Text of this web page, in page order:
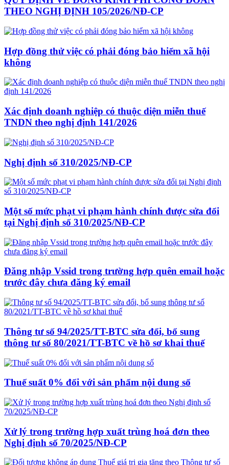
THEO NGHỊ ĐỊNH 105/2026/NĐ-CP
Hợp đồng thử việc có phải đóng bảo hiểm xã hội
không
Xác định doanh nghiệp có thuộc diện miễn thuế
TNDN theo nghị định 141/2026
Nghị định số 310/2025/NĐ-CP
Một số mức phạt vi phạm hành chính được sửa đổi
tại Nghị định số 310/2025/NĐ-CP
Đăng nhập Vssid trong trường hợp quên email hoặc
trước đây chưa đăng ký email
Thông tư số 94/2025/TT-BTC sửa đổi, bổ sung
thông tư số 80/2021/TT-BTC về hồ sơ khai thuế
Thuế suất 0% đối với sản phẩm nội dung số
Xử lý trong trường hợp xuất trùng hoá đơn theo
Nghị định số 70/2025/NĐ-CP